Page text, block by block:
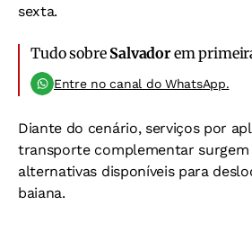
sexta.
Tudo sobre Salvadorem
Entre no canal do WhatsApp.
Diante do cenário, serviços por
transporte complementar surgem
alternativas disponíveis para
baiana.